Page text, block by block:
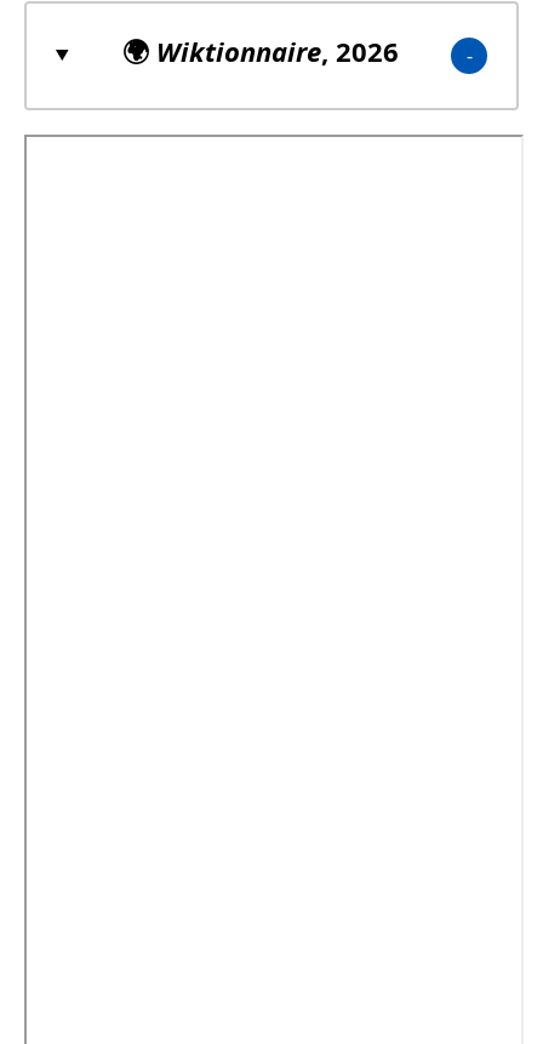
🌍 Wiktionnaire, 2026